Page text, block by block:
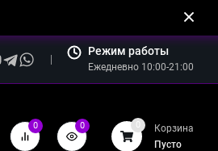
Режим работы
Ежедневно 10:00-21:00
0 0 0
Корзина
Пусто